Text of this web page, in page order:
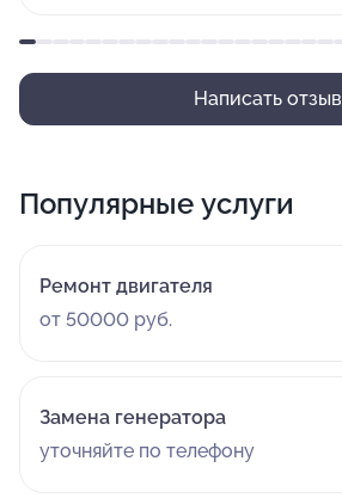
Написать отзыв
Популярные услуги
Ремонт двигателя
от 50000 руб.
Замена генератора
уточняйте по телефону